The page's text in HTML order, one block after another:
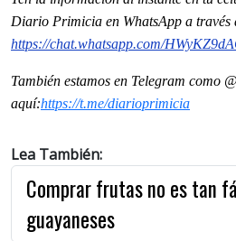
Diario Primicia en WhatsApp a través
https://chat.whatsapp.com/
También estamos en Telegram como
aquí:https://t.me/diarioprimicia
Lea También:
Comprar frutas no es tan
guayaneses